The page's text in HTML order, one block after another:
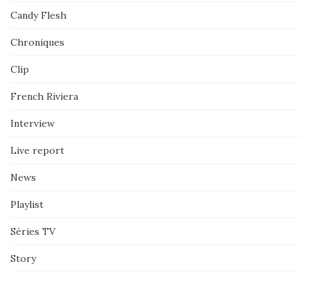
Candy Flesh
Chroniques
Clip
French Riviera
Interview
Live report
News
Playlist
Séries TV
Story